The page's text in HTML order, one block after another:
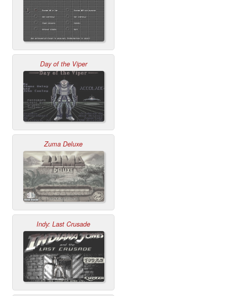
Day of the Viper
Zuma Deluxe
Indy: Last Crusade